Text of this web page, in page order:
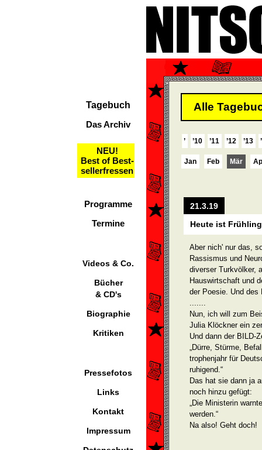
Tagebuch
Das Archiv
NEU!
Best of Best-
sellerfressen
Programme
Termine
Videos & Co.
Bücher
& CD's
Biographie
Kritiken
Pressefotos
Links
Kontakt
Impressum
Alle
’ ’10 ’11 ’12 ’13
Jan Feb Mär
21.3.19
Heute ist
Aber nich' nur das,
Rassismus und
diverser Turkvölker,
Hauswirtschaft und
der Poesie. Und des
.......
Nun, ich will zum
Julia Klöckner ein
Und dann der BILD-
„Dürre, Stürme,
trophenjahr für
ruhigend.“
Das hat sie dann ja
noch hinzu gefügt:
„Die Ministerin
werden.“
Na also! Geht doch!